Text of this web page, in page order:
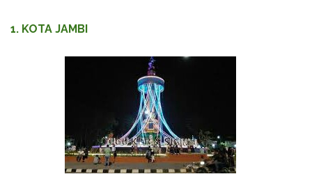
1. KOTA JAMBI